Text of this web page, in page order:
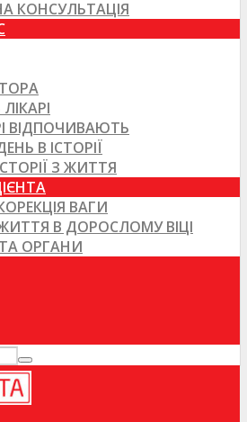
КОНСУЛЬТАЦІЯ
ВІДПОЧИВАЮТЬ
В ІСТОРІЇ
З ЖИТТЯ
ВАГИ
В ДОРОСЛОМУ ВІЦІ
ОРГАНИ